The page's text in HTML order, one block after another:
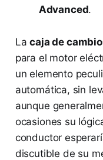
Advanced.
Lacaja de
para el motor
un elemento
automática, sin
aunque
ocasiones su
conductor
discutible de su